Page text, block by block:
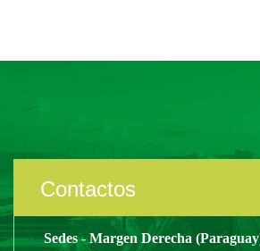
Contactos
Sedes - Margen Derecha